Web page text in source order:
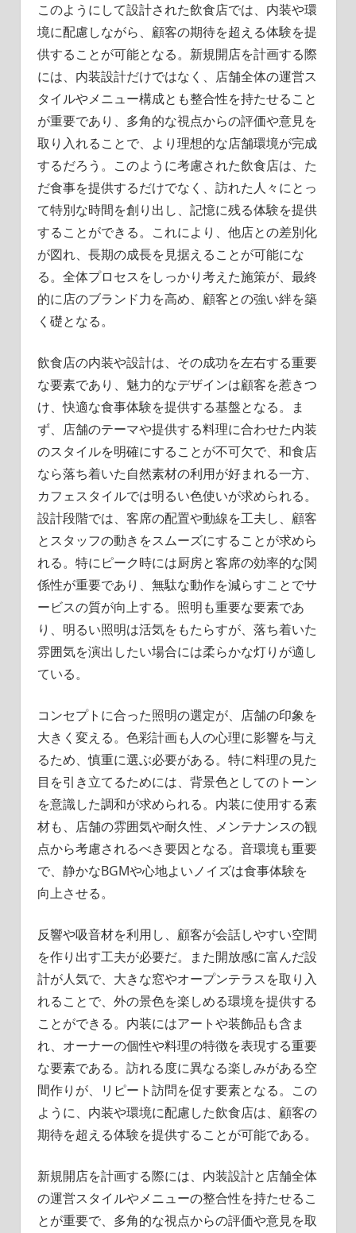
このようにして設計された飲食店では、内装や環
境に配慮しながら、顧客の期待を超える体験を提
供することが可能となる。新規開店を計画する際
には、内装設計だけではなく、店舗全体の運営ス
タイルやメニュー構成とも整合性を持たせること
が重要であり、多角的な視点からの評価や意見を
取り入れることで、より理想的な店舗環境が完成
するだろう。このように考慮された飲食店は、た
だ食事を提供するだけでなく、訪れた人々にとっ
て特別な時間を創り出し、記憶に残る体験を提供
することができる。これにより、他店との差別化
が図れ、長期の成長を見据えることが可能にな
る。全体プロセスをしっかり考えた施策が、最終
的に店のブランド力を高め、顧客との強い絆を築
く礎となる。
飲食店の内装や設計は、その成功を左右する重要
な要素であり、魅力的なデザインは顧客を惹きつ
け、快適な食事体験を提供する基盤となる。ま
ず、店舗のテーマや提供する料理に合わせた内装
のスタイルを明確にすることが不可欠で、和食店
なら落ち着いた自然素材の利用が好まれる一方、
カフェスタイルでは明るい色使いが求められる。
設計段階では、客席の配置や動線を工夫し、顧客
とスタッフの動きをスムーズにすることが求めら
れる。特にピーク時には厨房と客席の効率的な関
係性が重要であり、無駄な動作を減らすことでサ
ービスの質が向上する。照明も重要な要素であ
り、明るい照明は活気をもたらすが、落ち着いた
雰囲気を演出したい場合には柔らかな灯りが適し
ている。
コンセプトに合った照明の選定が、店舗の印象を
大きく変える。色彩計画も人の心理に影響を与え
るため、慎重に選ぶ必要がある。特に料理の見た
目を引き立てるためには、背景色としてのトーン
を意識した調和が求められる。内装に使用する素
材も、店舗の雰囲気や耐久性、メンテナンスの観
点から考慮されるべき要因となる。音環境も重要
で、静かなBGMや心地よいノイズは食事体験を
向上させる。
反響や吸音材を利用し、顧客が会話しやすい空間
を作り出す工夫が必要だ。また開放感に富んだ設
計が人気で、大きな窓やオープンテラスを取り入
れることで、外の景色を楽しめる環境を提供する
ことができる。内装にはアートや装飾品も含ま
れ、オーナーの個性や料理の特徴を表現する重要
な要素である。訪れる度に異なる楽しみがある空
間作りが、リピート訪問を促す要素となる。この
ように、内装や環境に配慮した飲食店は、顧客の
期待を超える体験を提供することが可能である。
新規開店を計画する際には、内装設計と店舗全体
の運営スタイルやメニューの整合性を持たせるこ
とが重要で、多角的な視点からの評価や意見を取